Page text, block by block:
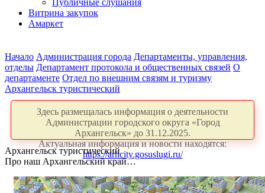
Публичные слушания
Витрина закупок
Амаркет
Начало Администрация города Департаменты, управления,
отделы Департамент протокола и общественных связей О
департаменте Отдел по внешним связям и туризму
Архангельск туристический
Здесь размещалась информация о деятельности
Администрации городского округа «Город
Архангельск» до 31.12.2025.
Актуальная информация и новости находятся:
https://arhcity.gosuslugi.ru/
Архангельск туристический
Про наш Архангельский край…